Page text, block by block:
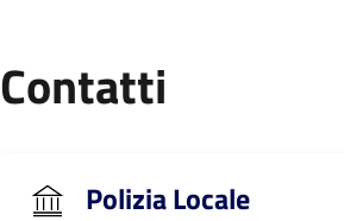
Contatti
Polizia Locale